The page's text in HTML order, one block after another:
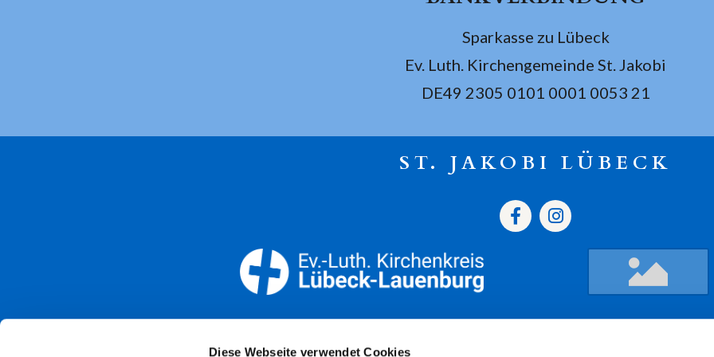
Diese Webseite verwendet Cookies
Sparkasse zu Lübeck
Ev. Luth. Kirchengemeinde St. Jakobi
DE49 2305 0101 0001 0053 21
ST. JAKOBI LÜBECK
Öffnungszeiten